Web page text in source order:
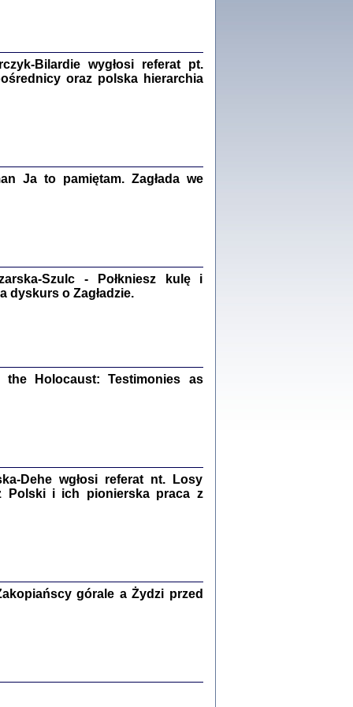
Warszawa 2022
Bańkowska
Bańkowska, wstęp Jacek Leociak
Warszawa 2021
NAM KOLEJNA GODZINA ...
w ukryciu w latach 1943-1944
Bilardie wygłosi referat pt.
oraz polska hierarchia
Ja to pamiętam. Zagłada we
Szulc - Połkniesz kulę i
dyskurs o Zagładzie.
the Holocaust: Testimonies as
Dehe wgłosi referat nt. Losy
Polski i ich pionierska praca z
górale a Żydzi przed